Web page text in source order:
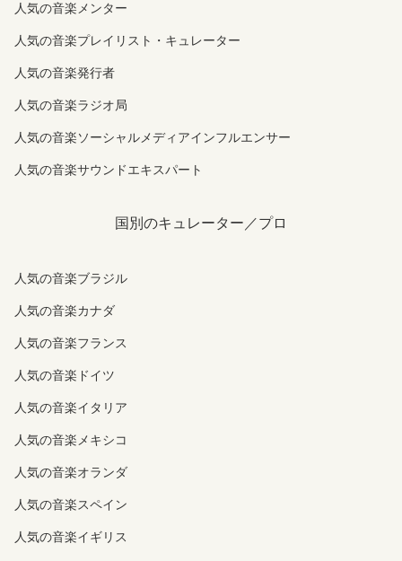
人気の音楽メンター
人気の音楽プレイリスト・キュレーター
人気の音楽発行者
人気の音楽ラジオ局
人気の音楽ソーシャルメディアインフルエンサー
人気の音楽サウンドエキスパート
国別のキュレーター／プロ
人気の音楽ブラジル
人気の音楽カナダ
人気の音楽フランス
人気の音楽ドイツ
人気の音楽イタリア
人気の音楽メキシコ
人気の音楽オランダ
人気の音楽スペイン
人気の音楽イギリス